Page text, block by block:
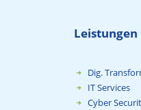
Leistungen
Dig.
IT Services
Cyber